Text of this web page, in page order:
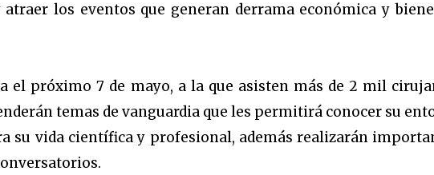
los eventos que generan derrama económica y
el próximo 7 de mayo, a la que asisten más de 2 mil
temas de vanguardia que les permitirá conocer su
su vida científica y profesional, además realizarán